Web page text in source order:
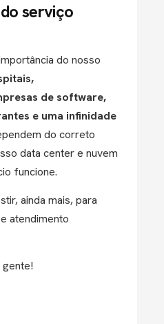
serviço
do nosso
de software,
e uma infinidade
do correto
data center e nuvem
funcione.
ainda mais, para
atendimento